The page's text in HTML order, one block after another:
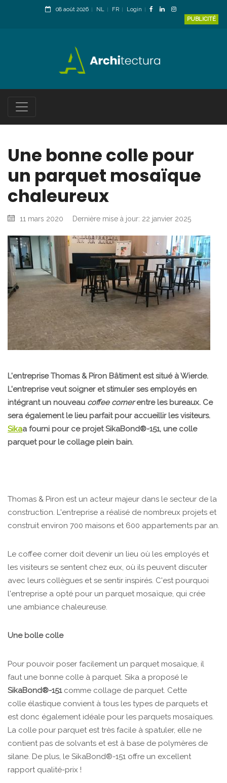
08 août 2026 NL FR
Login
PUBLICITÉ
Une bonne colle pour
un parquet mosaïque
chaleureux
11 mars 2020 Dernière mise à jour: 22 janvier 2025
L'entreprise Thomas & Piron Bâtiment est situé à Wierde.
L'entreprise veut soigner et stimuler ses employés en
intégrant un nouveau coffee cornerentre les bureaux. Ce
sera également le lieu parfait pour accueillir les visiteurs.
Sikaa fourni pour ce projet SikaBond®-151, une colle
parquet pour le collage plein bain.
Thomas & Piron est un acteur majeur dans le secteur de la
construction. L'entreprise a réalisé de nombreux projets et
construit environ 700 maisons et 600 appartements par an.
Le coffee corner doit devenir un lieu où les employés et
les visiteurs se sentent chez eux, où ils peuvent discuter
avec leurs collègues et se sentir inspirés. C'est pourquoi
l'entreprise a opté pour un parquet mosaïque, qui crée
une ambiance chaleureuse.
Une bolle colle
Pour pouvoir poser facilement un parquet mosaïque, il
faut une bonne colle à parquet. Sika a proposé le
SikaBond®-151comme collage de parquet. Cette
colle élastique convient à tous les types de parquets et
est donc également idéale pour les parquets mosaïques.
La colle pour parquet est très facile à spatuler, elle ne
contient pas de solvants et est à base de polymères de
silane. De plus, le SikaBond®-151 offre un excellent
rapport qualité-prix !